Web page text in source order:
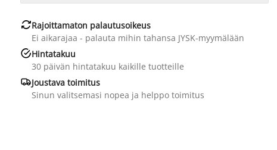
Rajoittamaton palautusoikeus
Ei aikarajaa - palauta mihin tahansa JYSK-myymälään
Hintatakuu
30 päivän hintatakuu kaikille tuotteille
Joustava toimitus
Sinun valitsemasi nopea ja helppo toimitus